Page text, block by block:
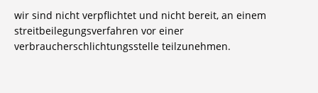
wir sind nicht verpflichtet und nicht bereit, an einem
streitbeilegungsverfahren vor einer
verbraucherschlichtungsstelle teilzunehmen.